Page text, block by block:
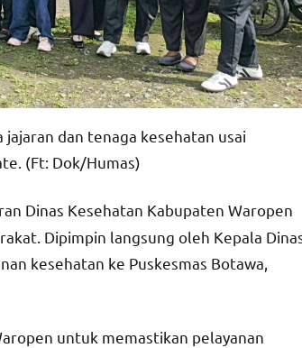
dan tenaga kesehatan usai
(Ft: Dok/Humas)
Dinas Kesehatan Kabupaten Waropen
Dipimpin langsung oleh Kepala
kesehatan ke Puskesmas Botawa,
untuk memastikan pelayanan